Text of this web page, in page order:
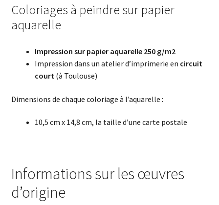
Coloriages à peindre sur papier
aquarelle
Impression sur papier aquarelle 250 g/m2
Impression dans un atelier d’imprimerie en circuit
court(à Toulouse)
Dimensions de chaque coloriage à l’aquarelle :
10,5 cm x 14,8 cm, la taille d’une carte postale
Informations sur les œuvres
d’origine